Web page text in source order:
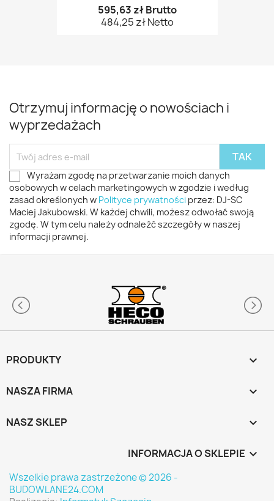
595,63 zł Brutto
484,25 zł Netto
Otrzymuj informację o nowościach i
wyprzedażach
Wyrażam zgodę na przetwarzanie moich danych
osobowych w celach marketingowych w zgodzie i według
zasad określonych w Polityce prywatności przez: DJ-SC
Maciej Jakubowski. W każdej chwili, możesz odwołać swoją
zgodę. W tym celu należy odnaleźć szczegóły w naszej
informacji prawnej.
PRODUKTY 
NASZA FIRMA 
NASZ SKLEP 
INFORMACJA O SKLEPIE keyboard_arrow_down
Wszelkie prawa zastrzeżone © 2026 -
BUDOWLANE24.COM